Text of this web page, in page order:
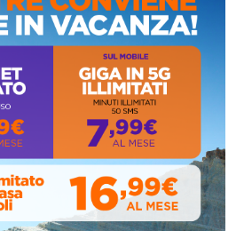
messaggio del Sindaco Zambito
Novembre 22, 2020
entra nella Strada degli
celebrazione a Siculiana (VIDEO)
Luglio 30, 2026
covid nella provincia agrigentina,